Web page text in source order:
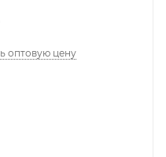
оптовую цену